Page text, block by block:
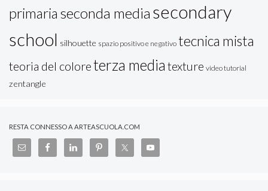
primaria seconda media secondary
school silhouette spazio positivo e negativo tecnica mista
teoria del coloreterza media texture video tutorial
zentangle
RESTA CONNESSO A ARTEASCUOLA.COM